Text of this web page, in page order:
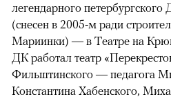
легендарного
(снесен в 2005-м ради
Мариинки) — в Театре на
ДК работал театр
Фильштинского — педагога
Константина Хабенского,